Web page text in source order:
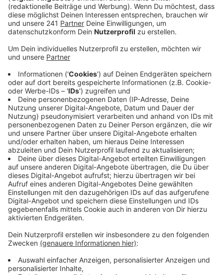
Veröffentlicht:Mittwoch, 29.11.2023 10:25
Anzeige
Ziel sei es damit die Botschaft zu verbreiten, dass in
unserer Gesellschaft kein Platz für Gewalt gegen
Frauen und Mädchen ist. Die "Zonta-Bank" sei
deswegen nicht nur eine Sitzgelegenheit, sondern
auch ein Ort des Engagements und der Solidarität.
Hintergrund der Aktion ist die landesweite
Aktionswoche gegen Gewalt an Frauen. Die findet
noch bis Freitag statt. Im Rahmen dessen gibt es bei
uns in Leverkusen zahlreichen Veranstaltungen und
Aktionen. Weitere Infos dazu gibt’süber diesen Link
Anzeige
Mehr Meldungen von hier: